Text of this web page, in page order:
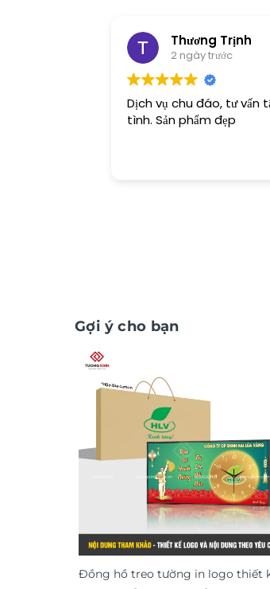
Thương Trịnh
2 ngày trước
Dịch vụ chu đáo, tư vấn
tình. Sản phẩm đẹp
Gợi ý cho bạn
Đồng hồ treo tường in logo thiết